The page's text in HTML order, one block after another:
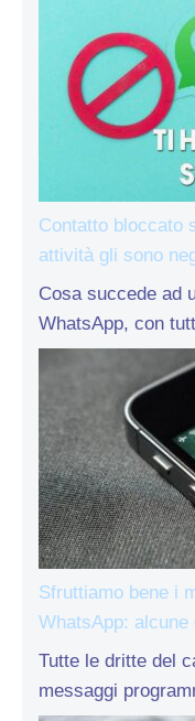
Contatto bloccato
attività gli sono
Cosa succede ad
WhatsApp, con
Sfruttiamo bene i
WhatsApp: alcune
Tutte le dritte del
messaggi